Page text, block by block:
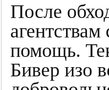
После
помощь.
Бивер изо